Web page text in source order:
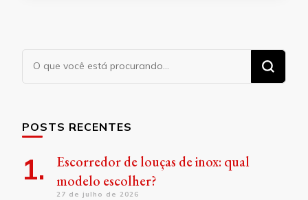
Procurando
algo?
POSTS RECENTES
Escorredor de louças de inox: qual
modelo escolher?
27 de julho de 2026